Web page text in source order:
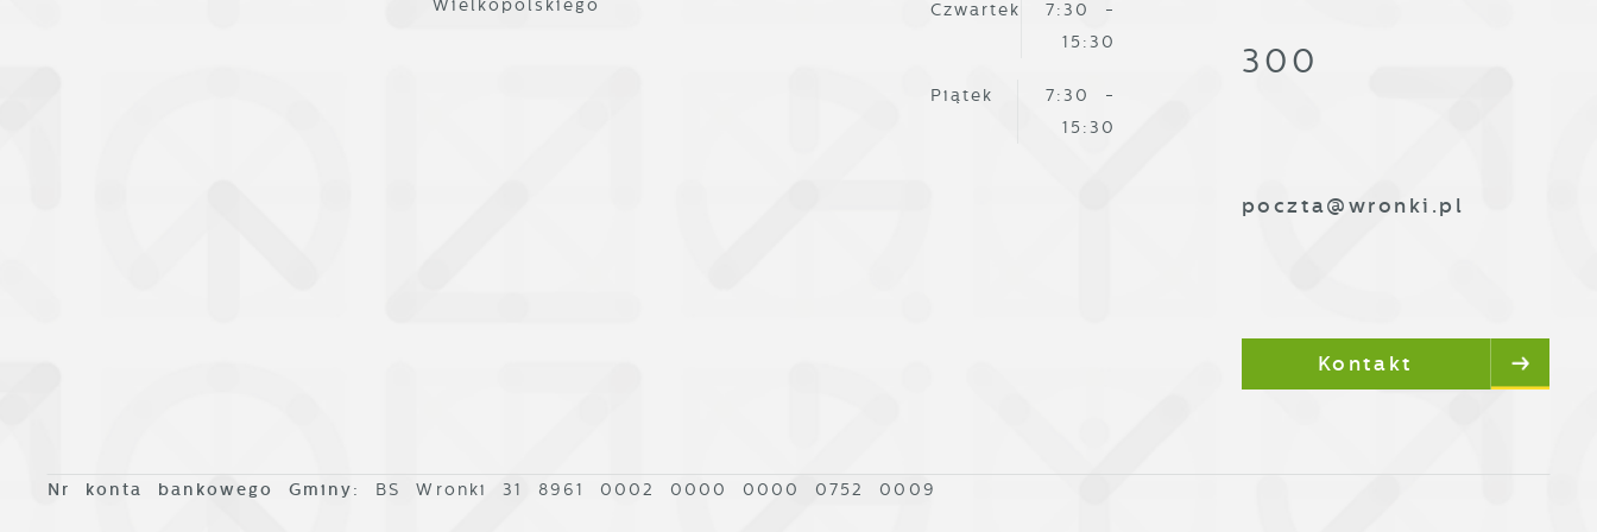
Wielkopolskiego
Czwartek
7:30 -
15:30
Piątek
7:30 -
15:30
300
poczta@wronki.pl
Kontakt
Nr konta bankowego Gminy: BS Wronki 31 8961 0002 0000 0000 0752 0009
partnerami oraz innych dostawców usług. Firmy te działają